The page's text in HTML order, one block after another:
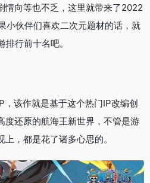
情向等也不乏，这里就带来了2022
小伙伴们喜欢二次元题材的话，就
行前十名吧。
该作就是基于这个热门IP改编创
度还原的航海王新世界，不管是游
，都是花了诸多心思的。